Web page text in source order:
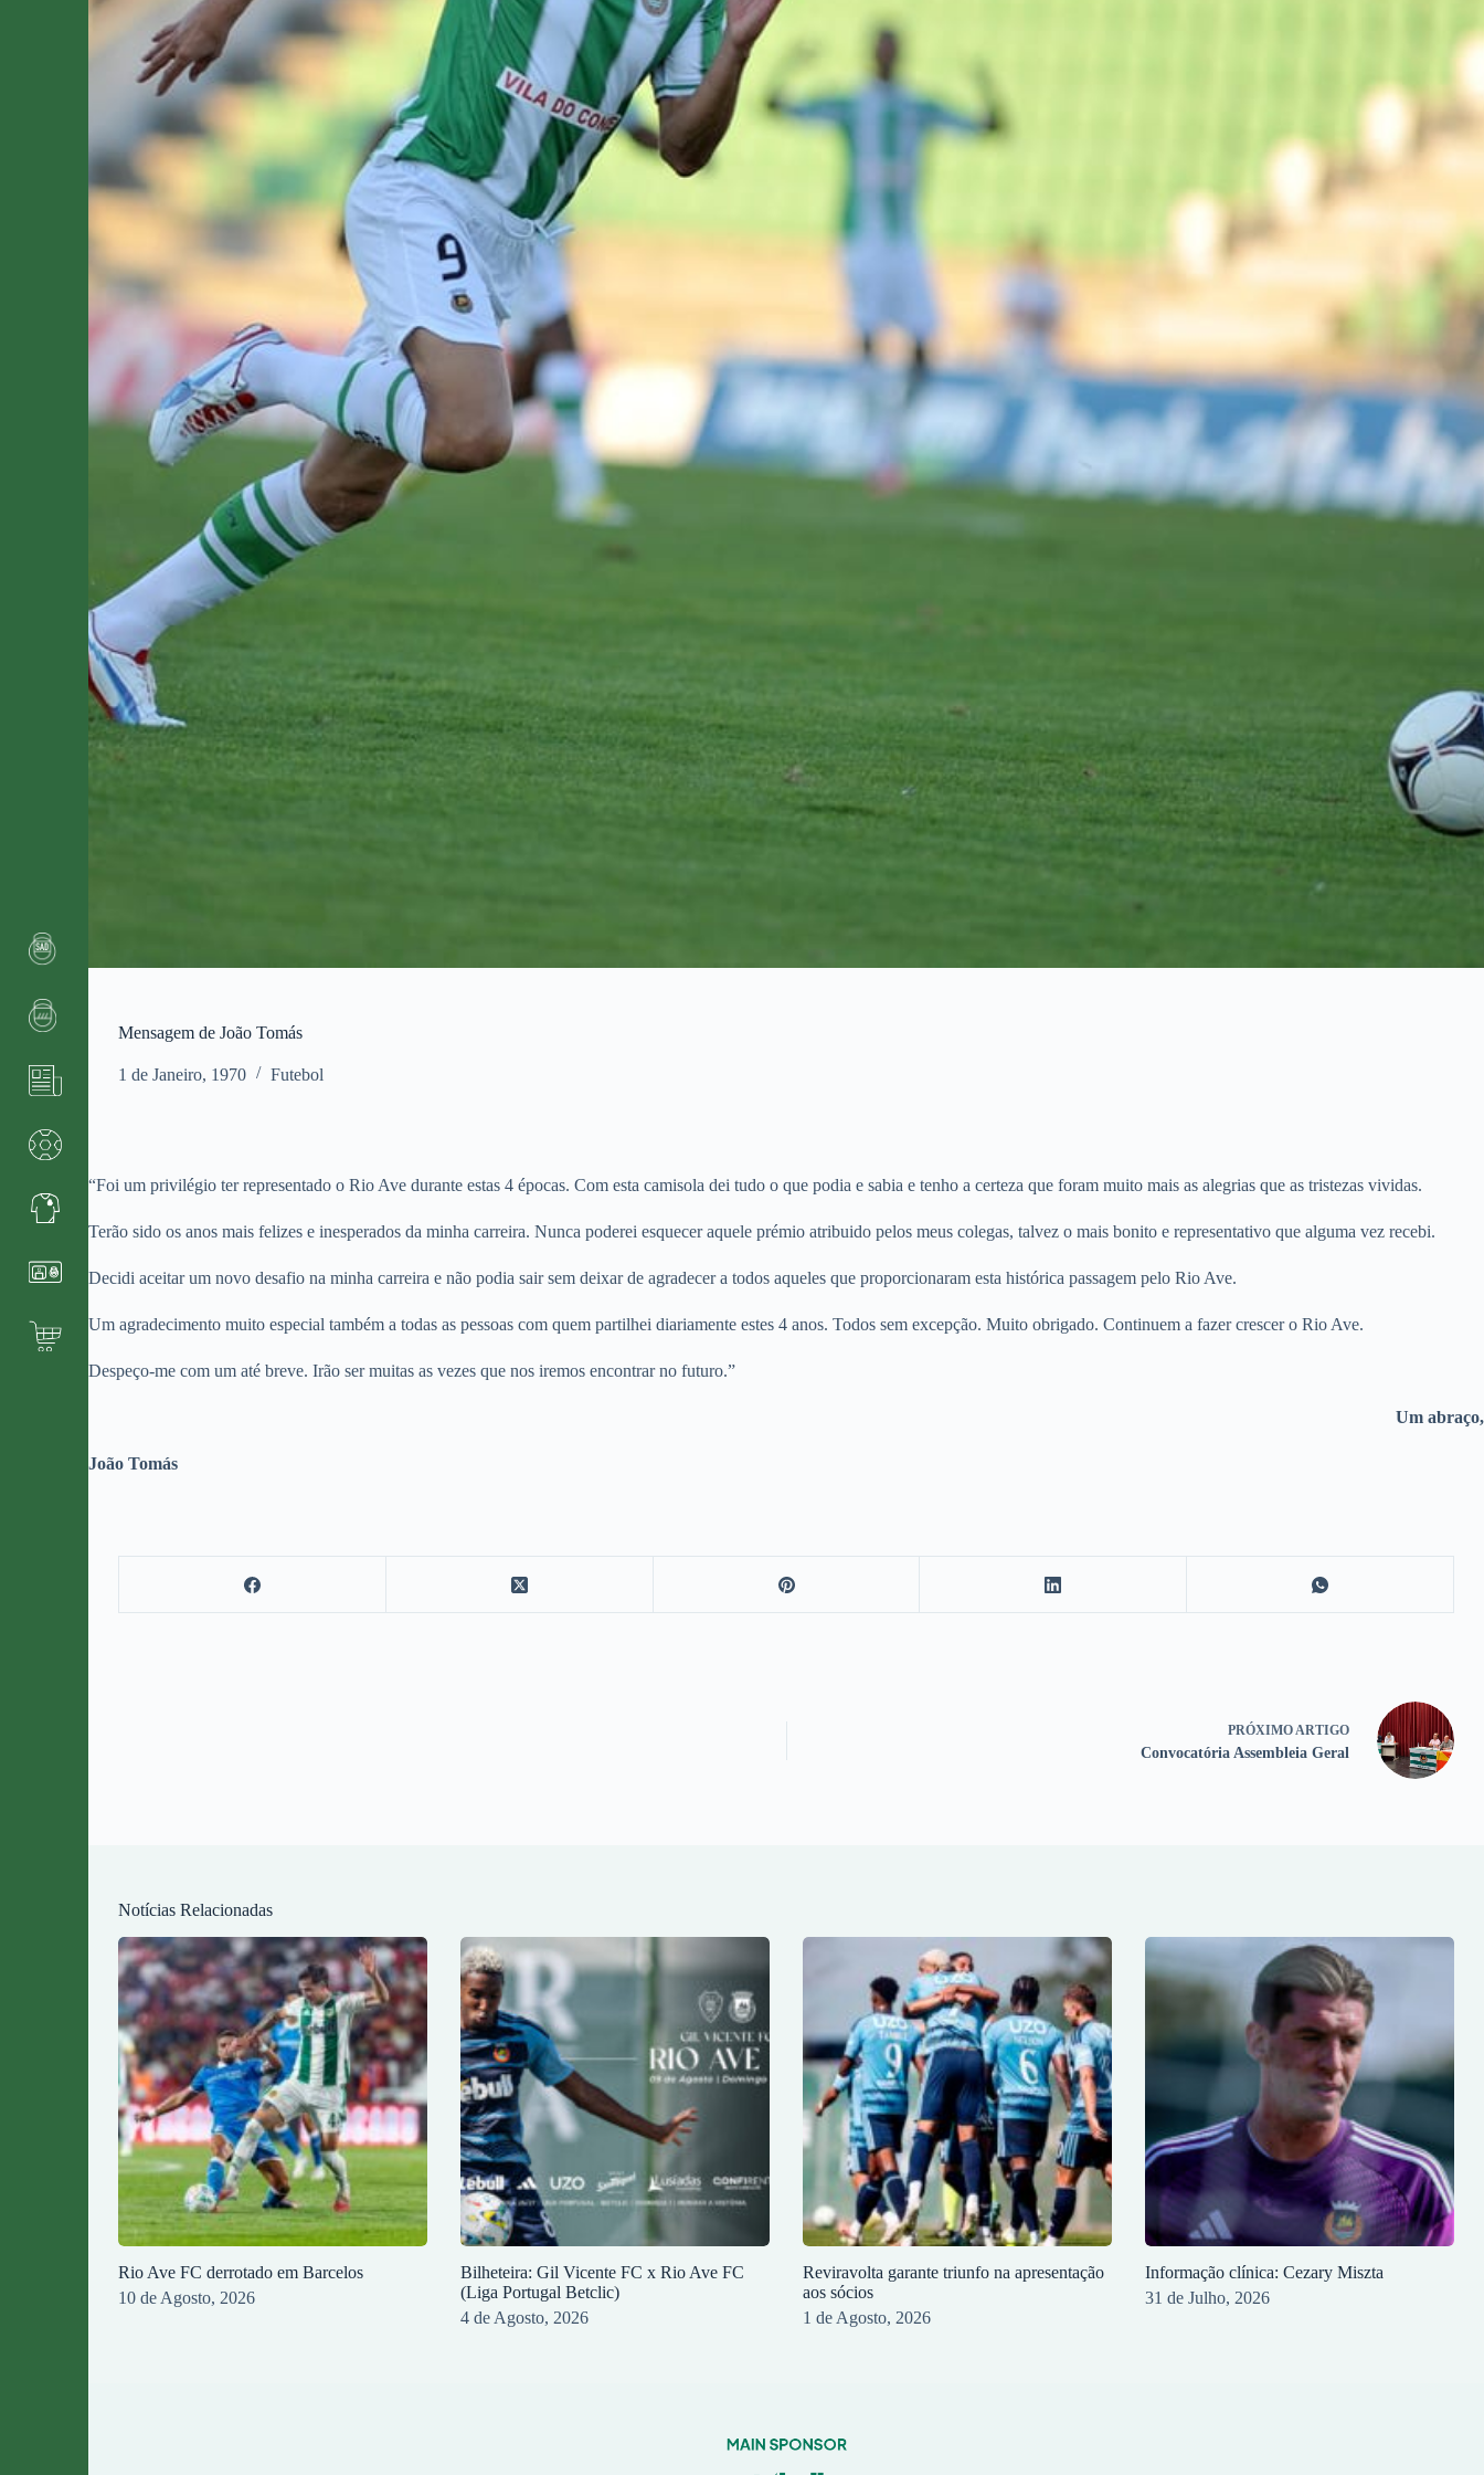
Mensagem de João Tomás
1 de Janeiro, 1970 Futebol
“Foi um privilégio ter representado o Rio Ave durante estas 4 épocas. Com esta camisola dei tudo o que podia e sabia e tenho a certeza que foram muito mais as alegrias que as tristezas vividas.
Terão sido os anos mais felizes e inesperados da minha carreira. Nunca poderei esquecer aquele prémio atribuido pelos meus colegas, talvez o mais bonito e representativo que alguma vez recebi.
Decidi aceitar um novo desafio na minha carreira e não podia sair sem deixar de agradecer a todos aqueles que proporcionaram esta histórica passagem pelo Rio Ave.
Um agradecimento muito especial também a todas as pessoas com quem partilhei diariamente estes 4 anos. Todos sem excepção. Muito obrigado. Continuem a fazer crescer o Rio Ave.
Despeço-me com um até breve. Irão ser muitas as vezes que nos iremos encontrar no futuro.”
Um abraço,
João Tomás
PRÓXIMO ARTIGO
Convocatória Assembleia Geral
Notícias Relacionadas
Rio Ave FC derrotado em Barcelos
10 de Agosto, 2026
Bilheteira: Gil Vicente FC x Rio Ave FC
(Liga Portugal Betclic)
4 de Agosto, 2026
Reviravolta garante triunfo na apresentação
aos sócios
1 de Agosto, 2026
Informação clínica: Cezary Miszta
31 de Julho, 2026